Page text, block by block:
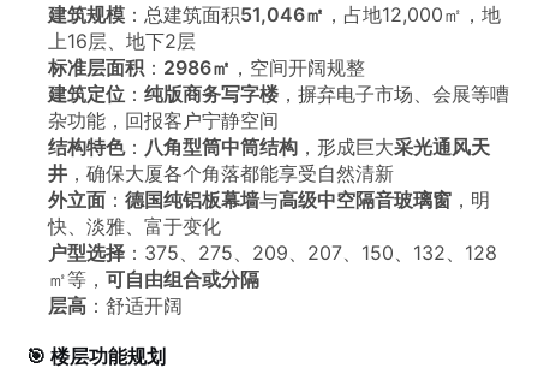
建筑规模 ：总建筑面积51,046㎡ ，占地12,000㎡，地
上16层、地下2层
标准层面积 ： 2986㎡ ，空间开阔规整
建筑定位 ：纯版商务写字楼 ，摒弃电子市场、会展等嘈
杂功能，回报客户宁静空间
结构特色： 八角型筒中筒结构 ，形成巨大采光通风天
井 ，确保大厦各个角落都能享受自然清新
外立面 ：德国纯铝板幕墙与高级中空隔音玻璃窗 ，明
快、淡雅、富于变化
户型选择 ：375、275、209、207、150、132、128
㎡等，可自由组合或分隔
层高 ：舒适开阔
🎯 楼层功能规划